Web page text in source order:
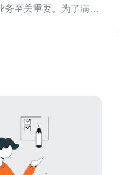
务至关重要。为了满足